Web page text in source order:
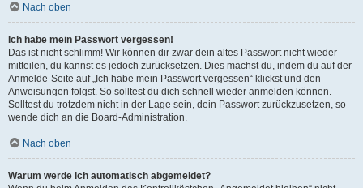
Nach oben
Ich habe mein Passwort vergessen!
Das ist nicht schlimm! Wir können dir zwar dein altes Passwort nicht wieder
mitteilen, du kannst es jedoch zurücksetzen. Dies machst du, indem du auf der
Anmelde-Seite auf „Ich habe mein Passwort vergessen“ klickst und den
Anweisungen folgst. So solltest du dich schnell wieder anmelden können.
Solltest du trotzdem nicht in der Lage sein, dein Passwort zurückzusetzen, so
wende dich an die Board-Administration.
Nach oben
Warum werde ich automatisch abgemeldet?